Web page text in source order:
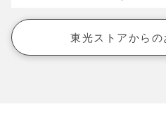
東光ストアから